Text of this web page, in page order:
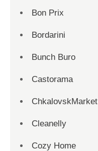
Bon Prix
Bordarini
Bunch Buro
Castorama
ChkalovskMarket
Cleanelly
Cozy Home